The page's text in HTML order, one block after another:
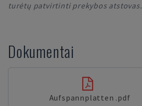
turėtų patvirtinti prekybos atstovas.
Dokumentai
Aufspannplatten .pdf